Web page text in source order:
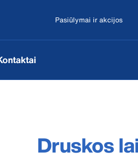
Pasiūlymai ir akcijos
Druskos